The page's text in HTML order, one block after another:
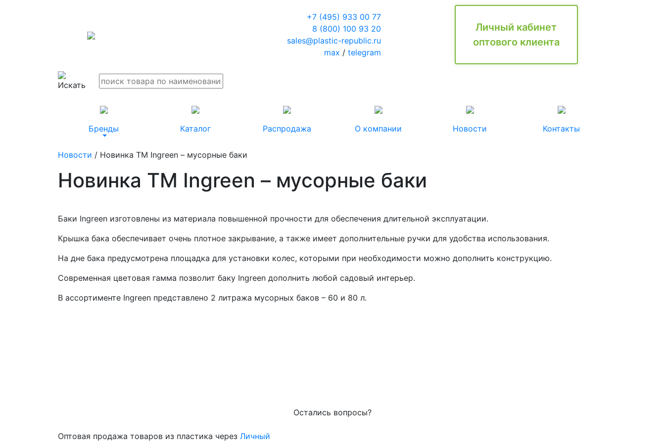
+7 (495) 933 00 77
8 (800) 100 93 20
sales@plastic-republic.ru
max / telegram
Личный кабинет
оптового клиента
Бренды Каталог Распродажа О компании Новости Контакты
Новости / Новинка ТМ Ingreen – мусорные баки
Новинка ТМ Ingreen – мусорные баки
Баки Ingreen изготовлены из материала повышенной прочности для обеспечения длительной эксплуатации.
Крышка бака обеспечивает очень плотное закрывание, а также имеет дополнительные ручки для удобства использования.
На дне бака предусмотрена площадка для установки колес, которыми при необходимости можно дополнить конструкцию.
Современная цветовая гамма позволит баку Ingreen дополнить любой садовый интерьер.
В ассортименте Ingreen представлено 2 литража мусорных баков – 60 и 80 л.
Остались вопросы?
Оптовая продажа товаров из пластика через Личный